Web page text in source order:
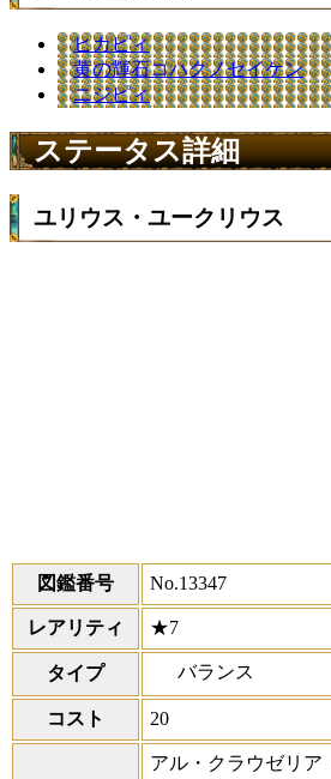
ヒカピィ
黄の輝石コハクノセイケン
ニジピィ
ステータス詳細
ユリウス・ユークリウス
図鑑番号 No.13347
レアリティ ★7
タイプ バランス
コスト 20
アル・クラウゼリア